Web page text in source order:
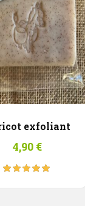
exfoliant
4,90 €